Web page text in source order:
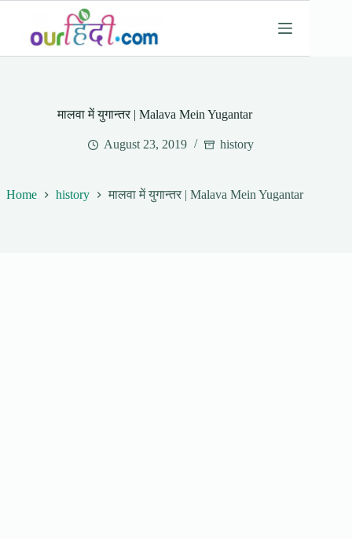
content
मालवा में युगान्तर | Malava Mein Yugantar
August 23, 2019 history
Home history मालवा में युगान्तर | Malava Mein Yugantar